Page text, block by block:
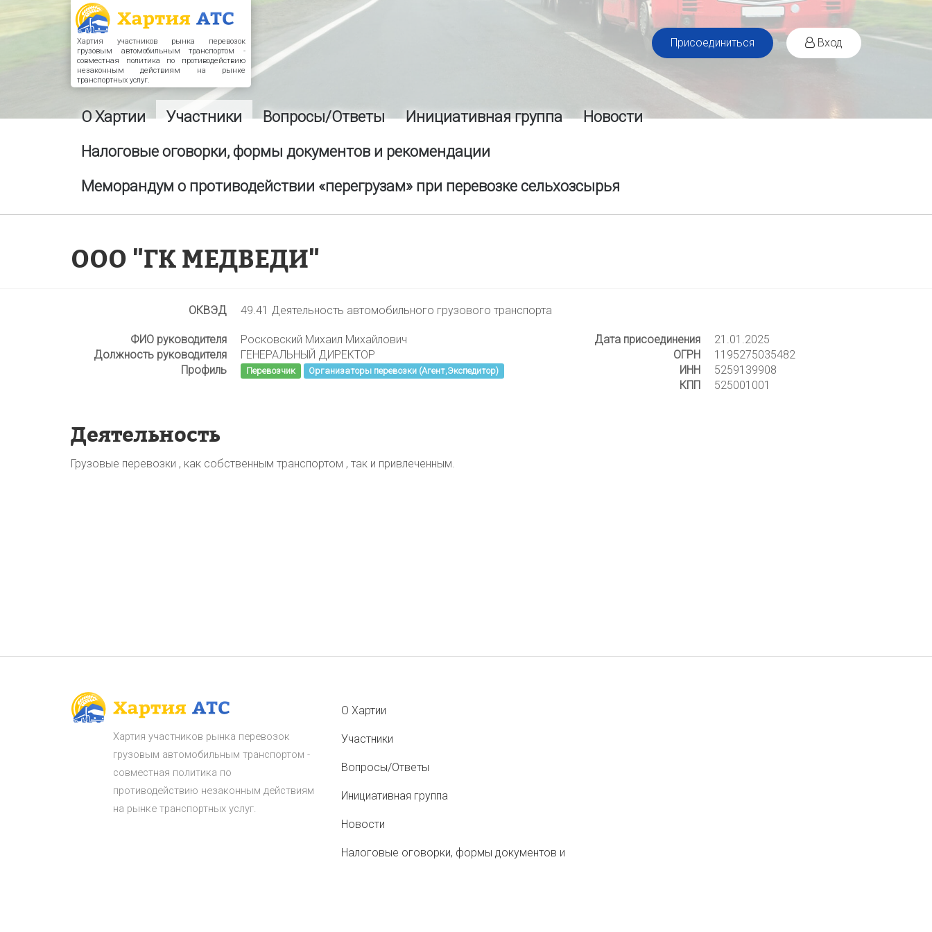
Хартия участников рынка перевозок
грузовым автомобильным транспортом -
совместная политика по противодействию
незаконным действиям на рынке
транспортных услуг.
Присоединиться Вход
О Хартии Участники Вопросы/Ответы Инициативная группа
Новости
Налоговые оговорки, формы документов и рекомендации
Меморандум о противодействии «перегрузам» при перевозке сельхозсырья
ООО "ГК МЕДВЕДИ"
ОКВЭД 49.41 Деятельность автомобильного грузового транспорта
ФИО руководителя
Росковский Михаил Михайлович
Должность руководителя
ГЕНЕРАЛЬНЫЙ ДИРЕКТОР
Профиль
Перевозчик Организаторы перевозки (Агент,Экспедитор)
Дата присоединения
21.01.2025
ОГРН
1195275035482
ИНН
5259139908
КПП
525001001
Деятельность
Грузовые перевозки , как собственным транспортом , так и привлеченным.
Хартия участников рынка перевозок
грузовым автомобильным транспортом -
совместная политика по
противодействию незаконным действиям
на рынке транспортных услуг.
О Хартии
Участники
Вопросы/Ответы
Инициативная группа
Новости
Налоговые оговорки, формы документов и